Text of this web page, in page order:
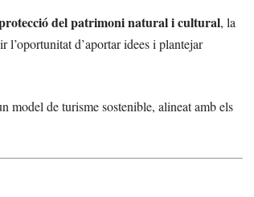
del patrimoni natural i cultural, la
l’oportunitat d’aportar idees i plantejar
model de turisme sostenible, alineat amb els